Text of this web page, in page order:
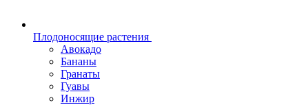
Плодоносящие растения
Авокадо
Бананы
Гранаты
Гуавы
Инжир